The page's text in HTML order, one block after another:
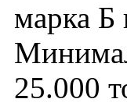
марка Б
25.000